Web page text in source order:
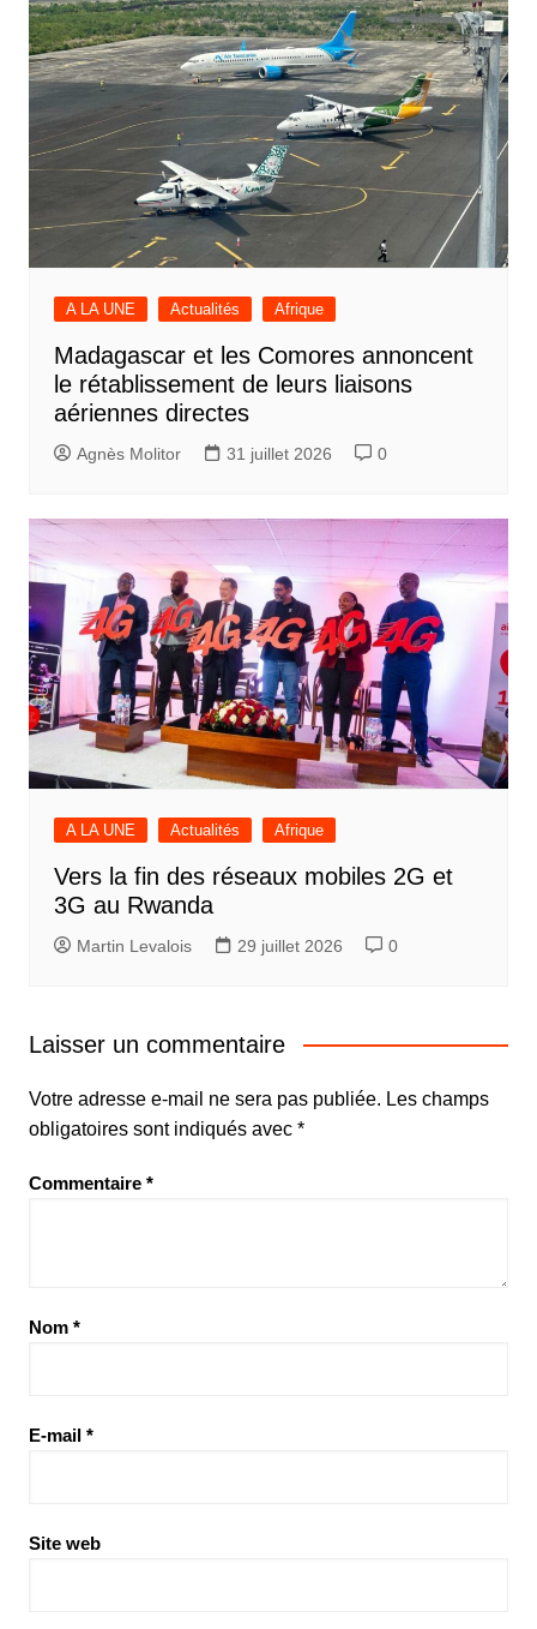
A LA UNE Actualités Afrique
Madagascar et les Comores annoncent
le rétablissement de leurs liaisons
aériennes directes
Agnès Molitor 31 juillet 2026 0
A LA UNE Actualités Afrique
Vers la fin des réseaux mobiles 2G et
3G au Rwanda
Martin Levalois 29 juillet 2026 0
Laisser un commentaire
Votre adresse e-mail ne sera pas publiée. Les champs
obligatoires sont indiqués avec *
Commentaire *
Nom *
E-mail *
Site web